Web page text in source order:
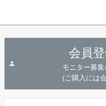
会員登
モニター募
(ご購入には